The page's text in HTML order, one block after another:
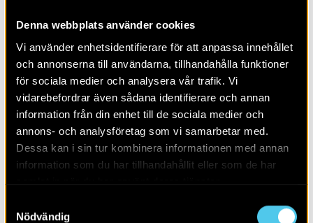
Denna webbplats använder cookies
Vi använder enhetsidentifierare för att anpassa innehållet
och annonserna till användarna, tillhandahålla funktioner
för sociala medier och analysera vår trafik. Vi
vidarebefordrar även sådana identifierare och annan
information från din enhet till de sociala medier och
annons- och analysföretag som vi samarbetar med.
Dessa kan i sin tur kombinera informationen med annan
information som du har tillhandahållit eller som de har
Nödvändig
RAPPORT 2016:77
Båthus, stadsgårdar och stadsliv